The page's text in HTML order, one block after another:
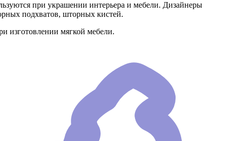
при украшении интерьера и мебели. Дизайнеры
подхватов, шторных кистей.
изготовлении мягкой мебели.